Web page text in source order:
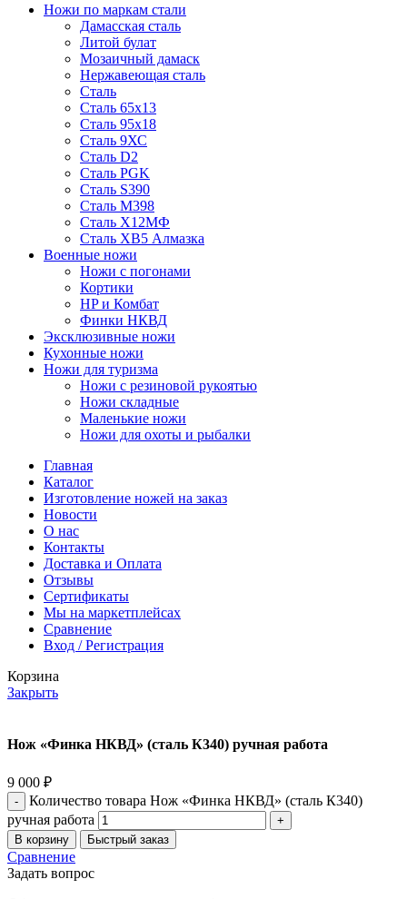
Ножи по маркам стали
Дамасская сталь
Литой булат
Мозаичный дамаск
Нержавеющая сталь
Сталь
Сталь 65х13
Сталь 95х18
Сталь 9ХС
Сталь D2
Сталь PGK
Сталь S390
Сталь M398
Сталь Х12МФ
Сталь ХВ5 Алмазка
Военные ножи
Ножи с погонами
Кортики
HP и Комбат
Финки НКВД
Эксклюзивные ножи
Кухонные ножи
Ножи для туризма
Ножи с резиновой рукоятью
Ножи складные
Маленькие ножи
Ножи для охоты и рыбалки
Главная
Каталог
Изготовление ножей на заказ
Новости
О нас
Контакты
Доставка и Оплата
Отзывы
Сертификаты
Мы на маркетплейсах
Сравнение
Вход / Регистрация
Корзина
Закрыть
Нож «Финка НКВД» (сталь К340) ручная работа
9 000 ₽
Количество товара Нож «Финка НКВД» (сталь К340)
ручная работа
В корзину Быстрый заказ
Сравнение
Задать вопрос